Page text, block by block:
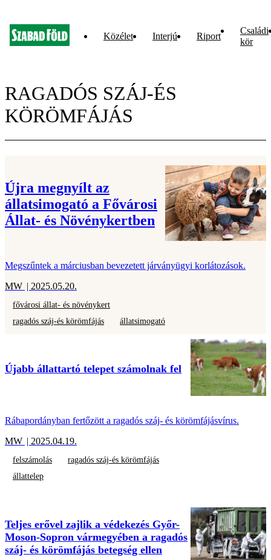
Közélet Interjú Riport
Családi
kör
RAGADÓS SZÁJ-ÉS
KÖRÖMFÁJÁS
Újra megnyílt az
állatsimogató a Fővárosi
Állat- és Növénykertben
Megszűntek a márciusban bevezetett járványügyi korlátozások.
MW | 2025.05.20.
fővárosi állat- és növénykert
ragadós száj-és körömfájás
állatsimogató
Újabb állattartó telepet számolnak fel
Rábapordányban fertőzött a ragadós száj- és körömfájásvírus.
MW | 2025.04.19.
felszámolás
ragadós száj-és körömfájás
állattelep
Teljes erővel zajlik a védekezés Győr-
Moson-Sopron vármegyében a ragadós
száj- és körömfájás betegség ellen